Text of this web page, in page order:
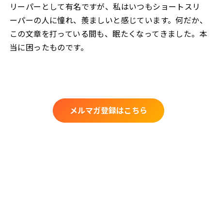
リーパーとして有名ですが、私はいつもショートスリ
ーパーの人に憧れ、羨ましいと感じています。何だか、
この文章を打っている間も、眠たくなってきました。本
当に困ったものです。
メルマガ登録はこちら